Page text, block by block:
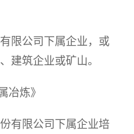
限公司下属企业，或
建筑企业或矿山。
冶炼》
有限公司下属企业培